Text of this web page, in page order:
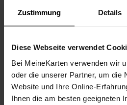
Zustimmung Details
Diese Webseite verwendet
Bei MeineKarten verwenden wir
oder die unserer Partner, um die
Website und Ihre Online-
Ihnen die am besten geeigneten